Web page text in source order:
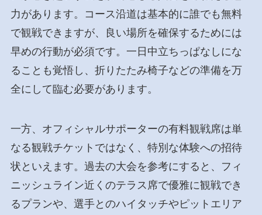
力があります。コース沿道は基本的に誰でも無料
で観戦できますが、良い場所を確保するためには
早めの行動が必須です。一日中立ちっぱなしにな
ることも覚悟し、折りたたみ椅子などの準備を万
全にして臨む必要があります。
一方、オフィシャルサポーターの有料観戦席は単
なる観戦チケットではなく、特別な体験への招待
状といえます。過去の大会を参考にすると、フィ
ニッシュライン近くのテラス席で優雅に観戦でき
るプランや、選手とのハイタッチやピットエリア